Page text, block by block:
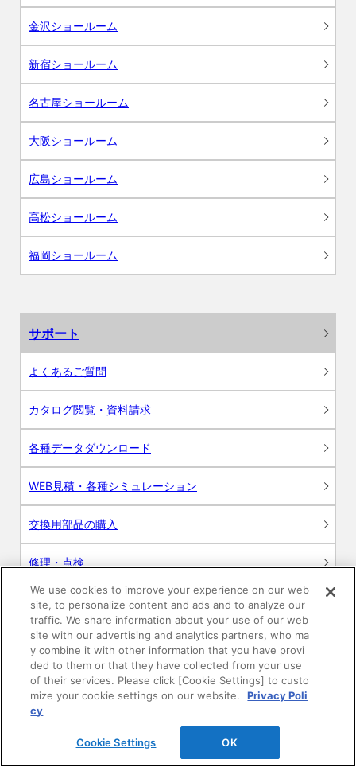
金沢ショールーム
新宿ショールーム
名古屋ショールーム
大阪ショールーム
広島ショールーム
高松ショールーム
福岡ショールーム
サポート
よくあるご質問
カタログ閲覧・資料請求
各種データダウンロード
WEB見積・各種シミュレーション
交換用部品の購入
修理・点検
お問い合わせ
ログイン
建築・設計関係者様向けサイト
ユーザー登録サービス
WEB見積システム
We use cookies to improve your experience on our web
site, to personalize content and ads and to analyze our
traffic. We share information about your use of our web
site with our advertising and analytics partners, who ma
y combine it with other information that you have provi
ded to them or that they have collected from your use
of their services. Please click [Cookie Settings] to custo
mize your cookie settings on our website.
Privacy Poli
cy
Cookie Settings OK